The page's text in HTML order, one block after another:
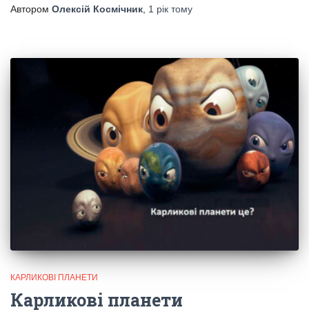
Автором Олексій Космічник, 1 рік тому
КАРЛИКОВІ ПЛАНЕТИ
Карликові планети